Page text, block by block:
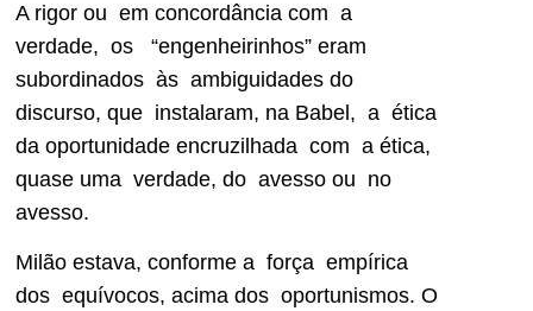
A rigor ou em concordância com a
verdade, os “engenheirinhos” eram
subordinados às ambiguidades do
discurso, que instalaram, na Babel, a ética
da oportunidade encruzilhada com a ética,
quase uma verdade, do avesso ou no
avesso.
Milão estava, conforme a força empírica
dos equívocos, acima dos oportunismos. O